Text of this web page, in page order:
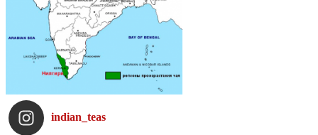
indian_teas